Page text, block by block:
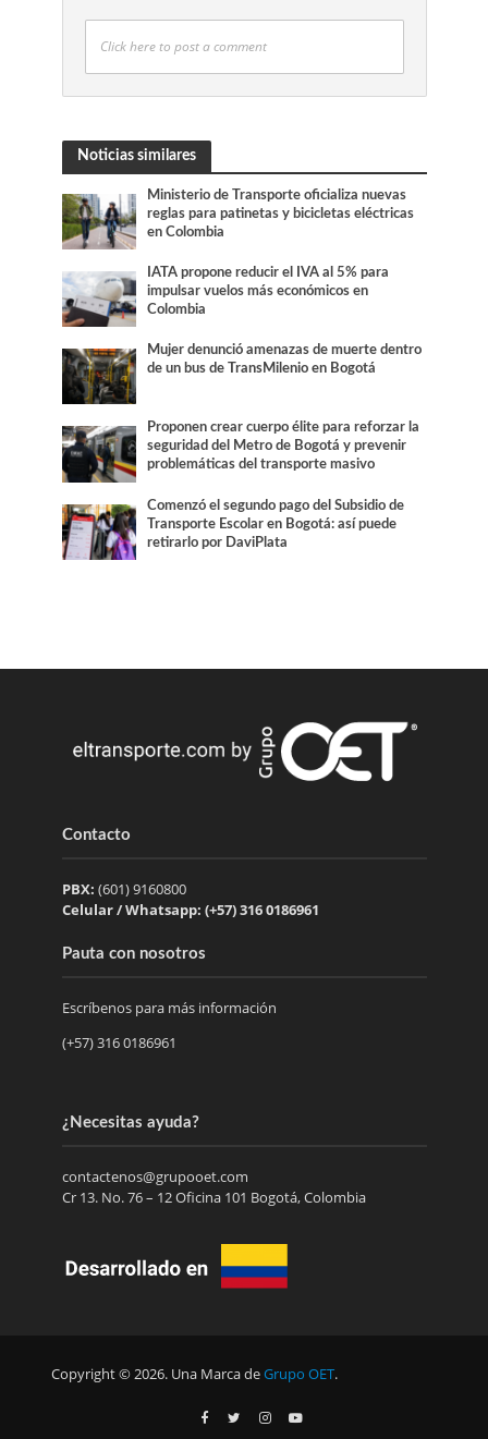
Click here to post a comment
Noticias similares
Ministerio de Transporte oficializa nuevas
reglas para patinetas y bicicletas eléctricas
en Colombia
IATA propone reducir el IVA al 5% para
impulsar vuelos más económicos en
Colombia
Mujer denunció amenazas de muerte dentro
de un bus de TransMilenio en Bogotá
Proponen crear cuerpo élite para reforzar la
seguridad del Metro de Bogotá y prevenir
problemáticas del transporte masivo
Comenzó el segundo pago del Subsidio de
Transporte Escolar en Bogotá: así puede
retirarlo por DaviPlata
Contacto
PBX: (601) 9160800
Celular / Whatsapp: (+57) 316 0186961
Pauta con nosotros
Escríbenos para más información
(+57) 316 0186961
¿Necesitas ayuda?
contactenos@grupooet.com
Cr 13. No. 76 – 12 Oficina 101 Bogotá, Colombia
Copyright © 2026. Una Marca deGrupo OET.